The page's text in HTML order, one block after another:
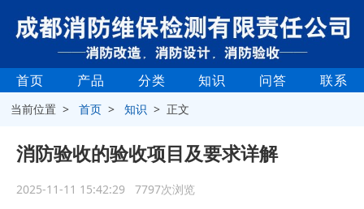
首页 产品 分类 知识 问答 联系
当前位置 >首页 >知识 > 正文
消防验收的验收项目及要求详解
2025-11-11 15:42:29 7797次浏览